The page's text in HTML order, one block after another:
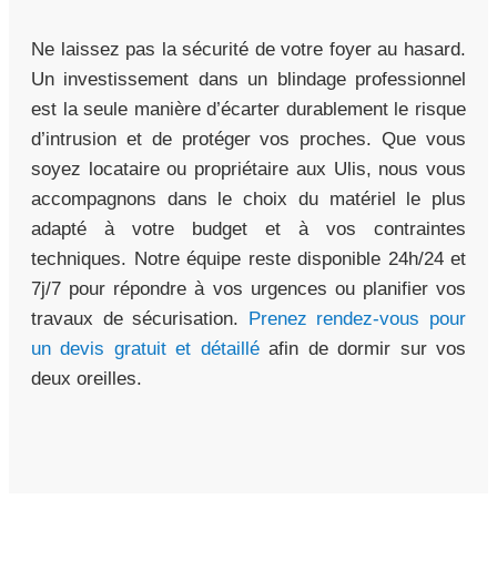
Ne laissez pas la sécurité de votre foyer au hasard.
Un investissement dans un blindage professionnel
est la seule manière d’écarter durablement le risque
d’intrusion et de protéger vos proches. Que vous
soyez locataire ou propriétaire aux Ulis, nous vous
accompagnons dans le choix du matériel le plus
adapté à votre budget et à vos contraintes
techniques. Notre équipe reste disponible 24h/24 et
7j/7 pour répondre à vos urgences ou planifier vos
travaux de sécurisation. Prenez rendez-vous pour
un devis gratuit et détailléafin de dormir sur vos
deux oreilles.